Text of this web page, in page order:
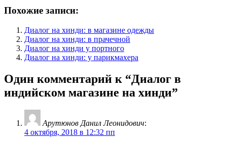
Похожие записи:
Диалог на хинди: в магазине одежды
Диалог на хинди: в прачечной
Диалог на хинди у портного
Диалог на хинди: у парикмахера
Один комментарий к “Диалог в
индийском магазине на хинди”
Арутюнов Данил Леонидович:
4 октября, 2018 в 12:32 пп